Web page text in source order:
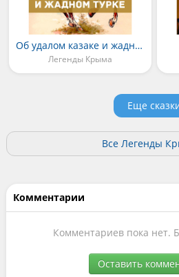
Об удалом казаке и жадном турке
Легенды Крыма
Еще
Все Легенды
Комментарии
Комментариев пока нет.
Оставить